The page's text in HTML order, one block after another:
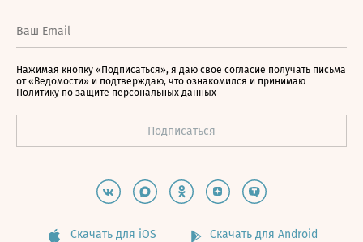
Нажимая кнопку «Подписаться», я даю свое согласие получать письма
от «Ведомости» и подтверждаю, что ознакомился и принимаю
Политику по защите персональных данных
Скачать для iOS Скачать для Android